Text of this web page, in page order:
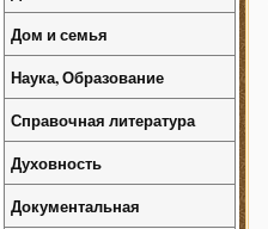
Дом и семья
Наука, Образование
Справочная литература
Духовность
Документальная